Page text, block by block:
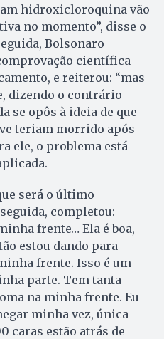
hidroxicloroquina vão
no momento”, disse o
Bolsonaro
científica
e reiterou: “mas
dizendo o contrário
se opôs à ideia de que
teriam morrido após
ele, o problema está
será o último
completou:
frente… Ela é boa,
estou dando para
frente. Isso é um
parte. Tem tanta
na minha frente. Eu
minha vez, única
caras estão atrás de